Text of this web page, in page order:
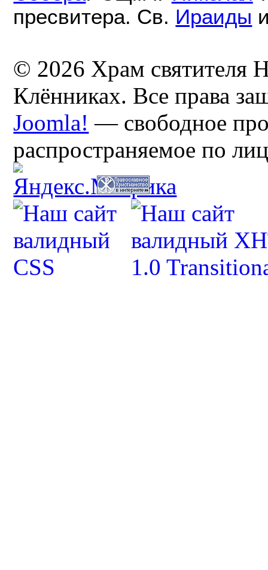
пресвитера. Св. Ираиды
© 2026 Храм святителя
Клённиках. Все права
Joomla! — свободное
распространяемое по